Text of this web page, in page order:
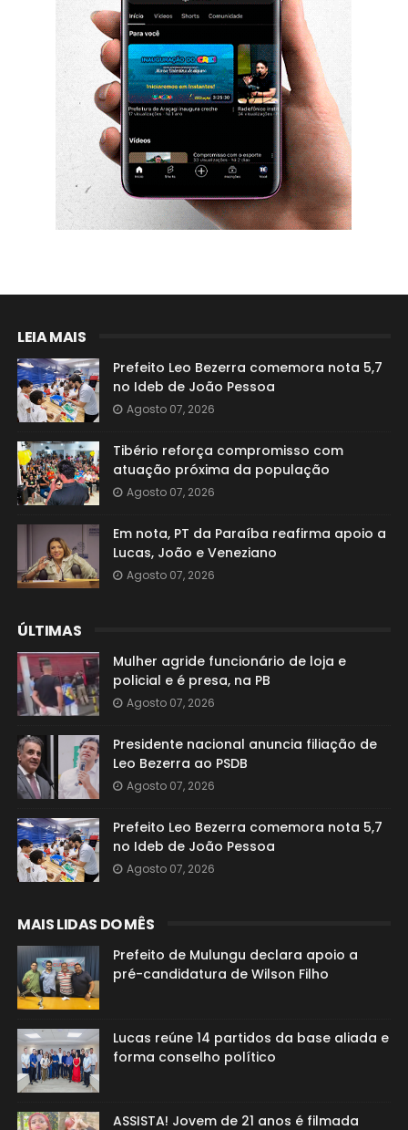
LEIA MAIS
Prefeito Leo Bezerra comemora nota 5,7
no Ideb de João Pessoa
Agosto 07, 2026
Tibério reforça compromisso com
atuação próxima da população
Agosto 07, 2026
Em nota, PT da Paraíba reafirma apoio a
Lucas, João e Veneziano
Agosto 07, 2026
ÚLTIMAS
Mulher agride funcionário de loja e
policial e é presa, na PB
Agosto 07, 2026
Presidente nacional anuncia filiação de
Leo Bezerra ao PSDB
Agosto 07, 2026
Prefeito Leo Bezerra comemora nota 5,7
no Ideb de João Pessoa
Agosto 07, 2026
MAIS LIDAS DO MÊS
Prefeito de Mulungu declara apoio a
pré-candidatura de Wilson Filho
Lucas reúne 14 partidos da base aliada e
forma conselho político
ASSISTA! Jovem de 21 anos é filmada